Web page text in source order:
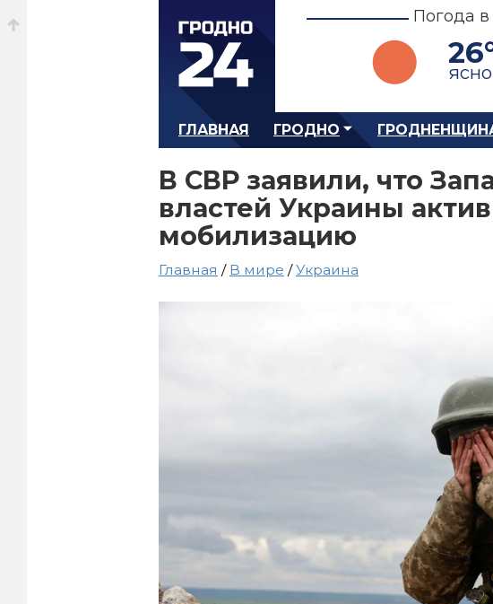
Погода
ясно
ГЛАВНАЯ ГРОДНО
В СВР заявили, что
властей Украины
мобилизацию
Главная / В мире /Украина